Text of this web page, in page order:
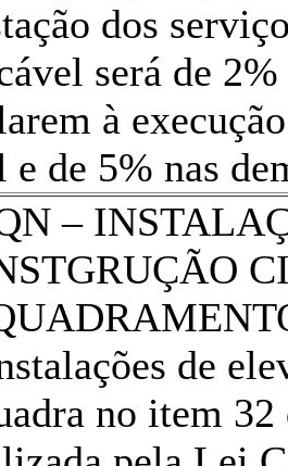
dos
será de
à
de 5% nas
–
de
no item